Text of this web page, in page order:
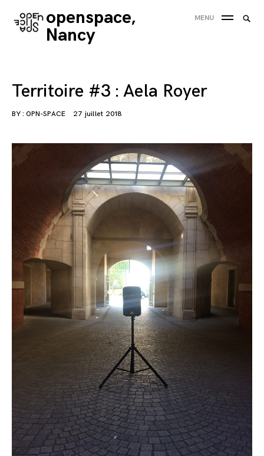
Skip
to
openspace,
Nancy
MENU
Territoire #3 : Aela Royer
BY : OPN-SPACE 27 juillet 2018